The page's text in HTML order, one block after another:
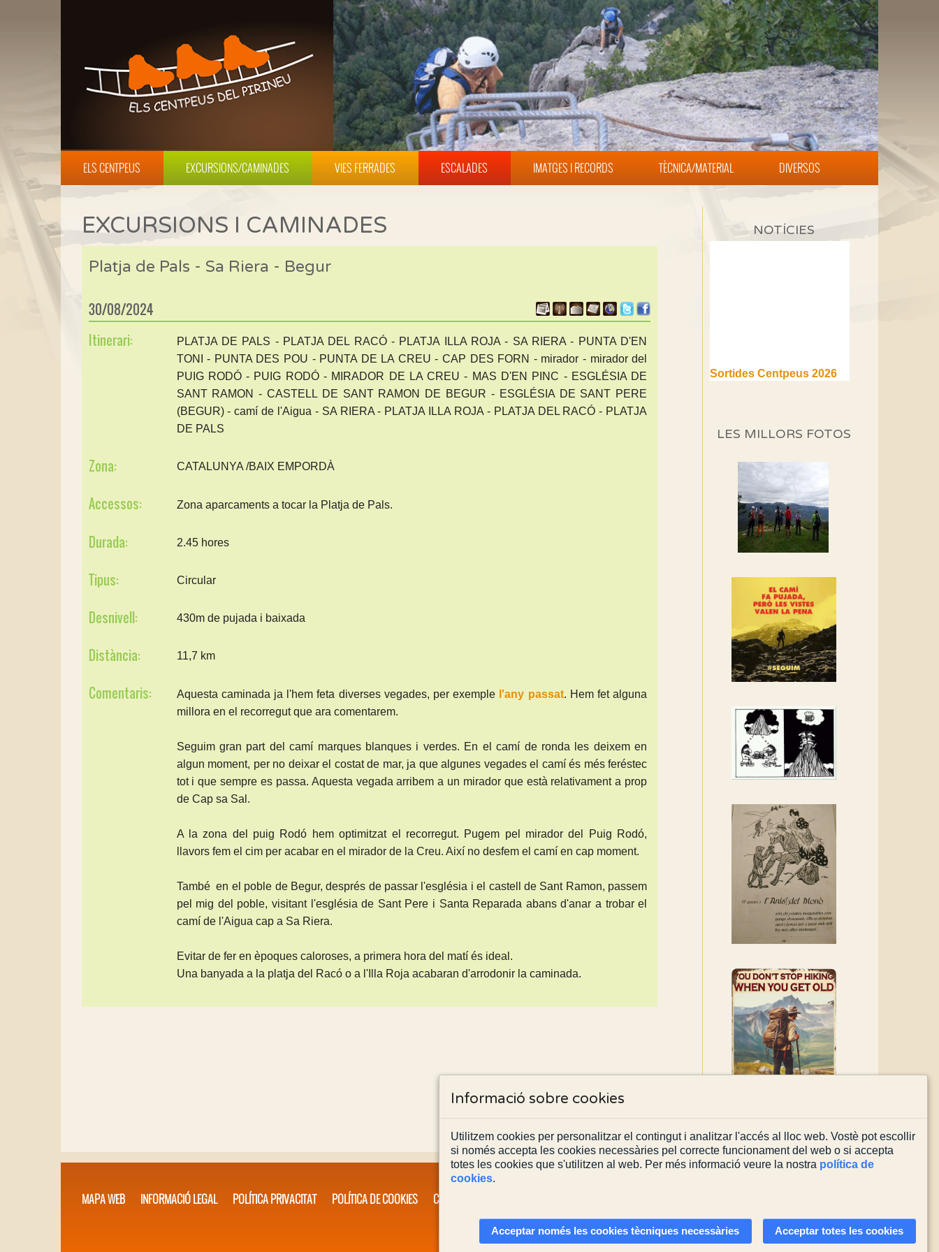
ELS CENTPEUS EXCURSIONS/CAMINADES VIES FERRADES ESCALADES IMATGES I RECORDS TÈCNICA/MATERIAL DIVERSOS
EXCURSIONS I CAMINADES
Platja de Pals - Sa Riera - Begur
30/08/2024
Itinerari:
PLATJA DE PALS - PLATJA DEL RACÓ - PLATJA ILLA ROJA - SA RIERA - PUNTA D'EN
TONI - PUNTA DES POU - PUNTA DE LA CREU - CAP DES FORN - mirador - mirador del
PUIG RODÓ - PUIG RODÓ - MIRADOR DE LA CREU - MAS D'EN PINC - ESGLÉSIA DE
SANT RAMON - CASTELL DE SANT RAMON DE BEGUR - ESGLÉSIA DE SANT PERE
(BEGUR) - camí de l'Aigua - SA RIERA - PLATJA ILLA ROJA - PLATJA DEL RACÓ - PLATJA
DE PALS
Zona: CATALUNYA /BAIX EMPORDÀ
Accessos: Zona aparcaments a tocar la Platja de Pals.
Durada: 2.45 hores
Tipus: Circular
Desnivell: 430m de pujada i baixada
Distància: 11,7 km
Comentaris: Aquesta caminada ja l'hem feta diverses vegades, per exemple l'any passat. Hem fet alguna
millora en el recorregut que ara comentarem.
Seguim gran part del camí marques blanques i verdes. En el camí de ronda les deixem en
algun moment, per no deixar el costat de mar, ja que algunes vegades el camí és més feréstec
tot i que sempre es passa. Aquesta vegada arribem a un mirador que està relativament a prop
de Cap sa Sal.
A la zona del puig Rodó hem optimitzat el recorregut. Pugem pel mirador del Puig Rodó,
llavors fem el cim per acabar en el mirador de la Creu. Així no desfem el camí en cap moment.
També en el poble de Begur, després de passar l'església i el castell de Sant Ramon, passem
pel mig del poble, visitant l'església de Sant Pere i Santa Reparada abans d'anar a trobar el
camí de l'Aigua cap a Sa Riera.
Evitar de fer en èpoques caloroses, a primera hora del matí és ideal.
Una banyada a la platja del Racó o a l'Illa Roja acabaran d'arrodonir la caminada.
NOTÍCIES
(1a part)
Si no podem caminar,
alguna cosa hem de fer...
Els Centpeus signen el
Manifest a favor dels
Camins Vells
associació adhereix-te al
manifest!
Rebem un diploma dels
Amics de Sant Aniol
d'Aguja
Els Centpeus estem
recuperació del refugi i de
l'entorn de Sant Aniol
LES MILLORS FOTOS
MAPA WEB INFORMACIÓ LEGAL POLÍTICA PRIVACITAT POLÍTICA DE COOKIES CONTACTA'NS
Actualitzada el03/08/2026
Informació sobre cookies
Utilitzem cookies per personalitzar el contingut i analitzar l'accés al lloc web. Vostè pot escollir
si només accepta les cookies necessàries pel correcte funcionament del web o si accepta
totes les cookies que s'utilitzen al web. Per més informació veure la nostra política de
cookies.
Acceptar només les cookies tècniques necessàries Acceptar totes les cookies